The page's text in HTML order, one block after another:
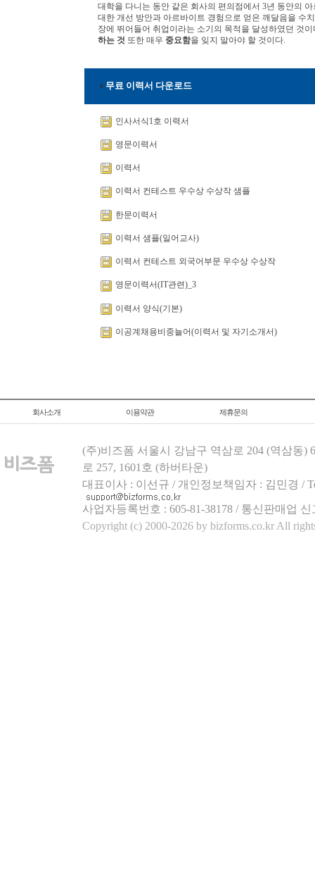
대학을 다니는 동안 같은 회사의 편의점에서 3년 동안의
대한 개선 방안과 아르바이트 경험으로 얻은 깨달음을 수
장에 뛰어들어 취업이라는 소기의 목적을 달성하였던 것
하는 것 또한 매우 중요함을 잊지 말아야 할 것이다.
무료 이력서 다운로드
인사서식1호 이력서
영문이력서
이력서
이력서 컨테스트 우수상 수상작 샘플
한문이력서
이력서 샘플(일어교사)
이력서 컨테스트 외국어부문 우수상 수상작
영문이력서(IT관련)_3
이력서 양식(기본)
이공계채용비중늘어(이력서 및 자기소개서)
회사소개 이용약관 제휴문의
(주)비즈폼 서울시 강남구 역삼로 204 (역삼동)
로 257, 1601호 (하버타운)
대표이사 : 이선규 / 개인정보책임자 : 김민경 /
사업자등록번호 : 605-81-38178 / 통신판매업
Copyright (c) 2000-2026 by bizforms.co.kr All